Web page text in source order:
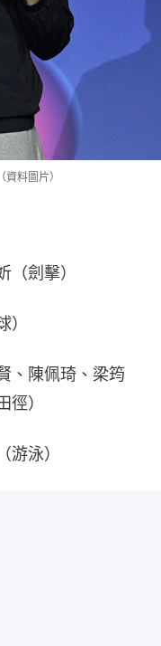
料圖片）
劍擊）
、陳佩琦、梁筠
）
游泳）